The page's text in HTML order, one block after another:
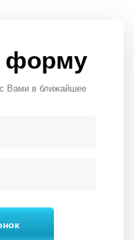
форму
с Вами в ближайшее